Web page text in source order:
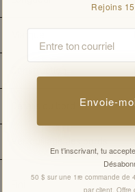
Rejoins
Envoie-
En t’inscrivant, tu
50 $ sur une 1re commande de